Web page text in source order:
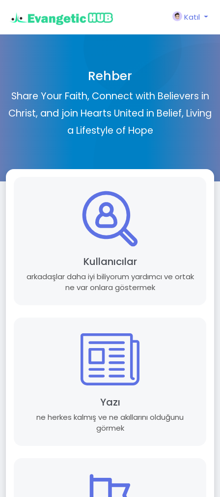
Katıl
Rehber
Share Your Faith, Connect with Believers in
Christ, and join Hearts United in Belief, Living
a Lifestyle of Hope
Kullanıcılar
arkadaşlar daha iyi biliyorum yardımcı ve ortak
ne var onlara göstermek
Yazı
ne herkes kalmış ve ne akıllarını olduğunu
görmek